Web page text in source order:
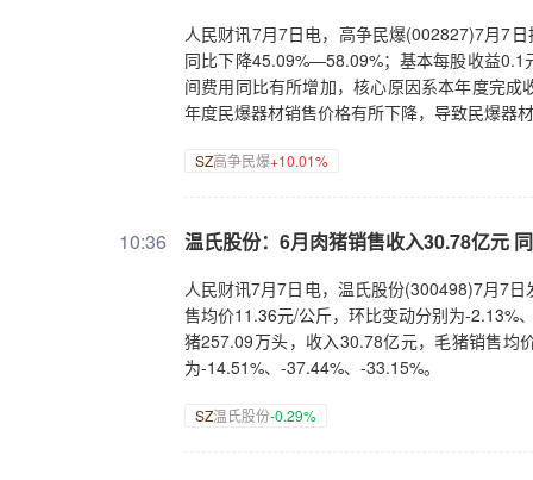
人民财讯7月7日电，高争民爆(002827)7月7
同比下降45.09%—58.09%；基本每股收益
间费用同比有所增加，核心原因系本年度完
年度民爆器材销售价格有所下降，导致民爆器
SZ高争民爆+10.01%
10:36 温氏股份：6月肉猪销售收入30.78亿元
人民财讯7月7日电，温氏股份(300498)7月7
售均价11.36元/公斤，环比变动分别为-2.13%
猪257.09万头，收入30.78亿元，毛猪销售均
为-14.51%、-37.44%、-33.15%。
SZ温氏股份-0.29%